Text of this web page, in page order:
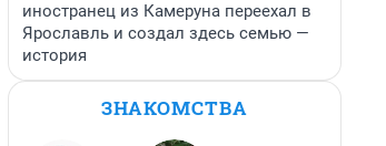
иностранец из Камеруна переехал в
Ярославль и создал здесь семью —
история
ЗНАКОМСТВА